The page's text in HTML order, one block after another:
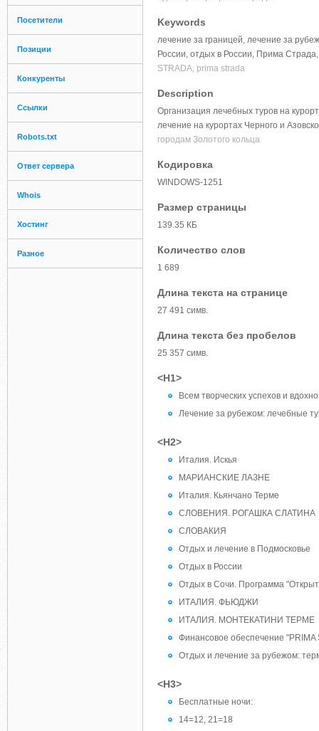
Посетители
Позиции
Конкуренты
Ссылки
Robots.txt
Ответ сервера
Whois
Хостинг
Разное
Keywords
лечение за границей, лечение за
России, отдых в России, Прима
STRADA, prima strada
Description
Организация лечебных туров на
лечение на курортах Черного и
городам Золотого кольца
Кодировка
WINDOWS-1251
Размер страницы
139.35 КБ
Количество слов
1 689
Длина текста на странице
27 491 симв.
Длина текста без пробелов
25 357 симв.
<H1>
Всем творческих успехов и
Лечение за рубежом: лечебные
<H2>
Италия. Искья
МАРИАНСКИЕ ЛАЗНЕ
Италия. Кьянчано Терме
СЛОВЕНИЯ. РОГАШКА СЛАТИНА
СЛОВАКИЯ
Отдых и лечение в Подмосковье
Отдых в России
Отдых в Сочи. Программа
ИТАЛИЯ. ФЬЮДЖИ
ИТАЛИЯ. МОНТЕКАТИНИ ТЕРМЕ
Финансовое обеспечение "PRIMA
Отдых и лечение за рубежом:
<H3>
Бесплатные ночи:
14=12, 21=18